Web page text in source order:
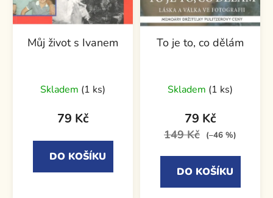
Můj život s Ivanem
Skladem (1 ks)
79 Kč
DO KOŠÍKU
To je to, co dělám
Skladem (1 ks)
79 Kč
149 Kč (–46 %)
DO KOŠÍKU